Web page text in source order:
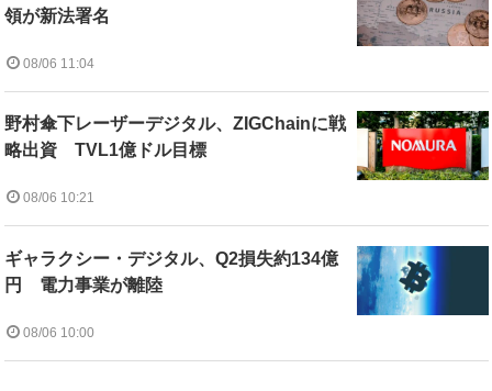
領が新法署名
08/06 11:04
野村傘下レーザーデジタル、ZIGChainに戦
略出資 TVL1億ドル目標
08/06 10:21
ギャラクシー・デジタル、Q2損失約134億
円 電力事業が離陸
08/06 10:00